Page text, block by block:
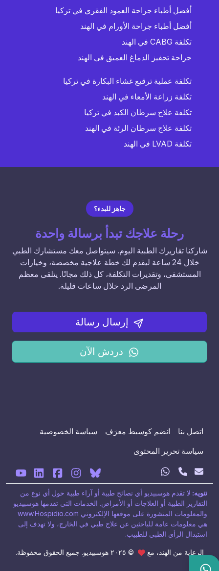
أفضل أطباء جراحة العمود الفقري في تركيا
أفضل أطباء جراحة الأورام في الهند
تكلفة CABG في الهند
جراحة تحفيز الدماغ العميق في الهند
تكلفة عملية ترقيع غشاء البكارة في تركيا
تكلفة زراعة الأمعاء في الهند
تكلفة علاج سرطان الكبد في تركيا
تكلفة علاج سرطان الرئة في الهند
تكلفة LVAD في الهند
جاهز للبدء؟
رحلة علاجك تبدأ برسالة واحدة
شاركنا تقاريرك الطبية اليوم. سيتواصل معك مستشارك الطبي
خلال 24 ساعة ليقدم لك خطة علاجية مخصصة، وخيارات
المستشفى، وتقديرات التكلفة، كل ذلك مجانًا. يتلقى معظم
المرضى الرد خلال ساعات قليلة.
إرسال رسالة
دردش الآن
اتصل بنا انضم كوسيط معرَف
سياسة الخصوصية
سياسة تحرير المحتوى
تنويه: لا تقدم هوسبيديو أي نصائح طبية أو آراء طبية حول أي نوع من
التقارير الطبية أو العلاجات أو الأمراض. الخدمات التي تقدمها هوسبيديو
والمعلومات المنشورة على موقعها الإلكتروني www.Hospidio.com
هي معلومات عامة للباحثين عن علاج طبي في الخارج، ولا تهدف إلى
استبدال الرأي الطبي للطبيب.
الرعاية من الهند، مع © ٢٠٢٥ هوسبيديو. جميع الحقوق محفوظة.